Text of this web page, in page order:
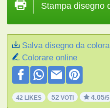
Stampa disegno
Salva disegno da
Colorare online
42 LIKES 52 VOTI 4.05/5